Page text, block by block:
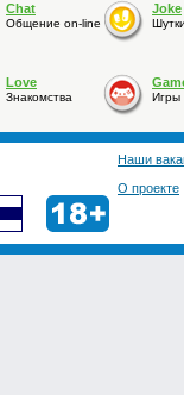
Chat
Общение on-line
Joke
Love
Знакомства Игры
Наши
О проекте